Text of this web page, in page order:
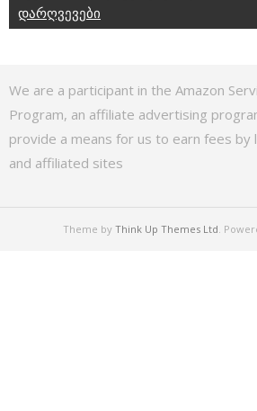
დარღვევები
We are a participant in the Amazon
Program, an affiliate advertising
provide a means for us to earn fees by
and affiliated sites
Theme by Think Up Themes Ltd.